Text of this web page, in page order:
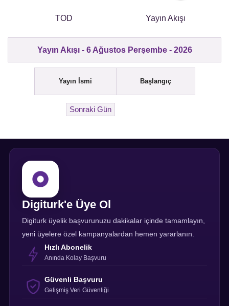
TOD Yayın Akışı
Yayın Akışı - 6 Ağustos Perşembe - 2026
Yayın İsmi Başlangıç
Digiturk'e Üye Ol
Digiturk üyelik başvurunuzu dakikalar içinde tamamlayın,
yeni üyelere özel kampanyalardan hemen yararlanın.
Hızlı Abonelik
Anında Kolay Başvuru
Güvenli Başvuru
Gelişmiş Veri Güvenliği